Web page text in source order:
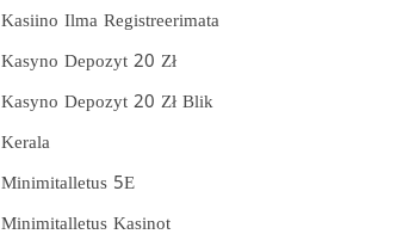
Kasiino Ilma Registreerimata
Kasyno Depozyt 20 Zł
Kasyno Depozyt 20 Zł Blik
Kerala
Minimitalletus 5E
Minimitalletus Kasinot